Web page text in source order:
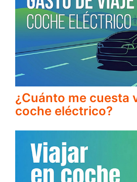
¿Cuánto me cuesta
coche eléctrico?